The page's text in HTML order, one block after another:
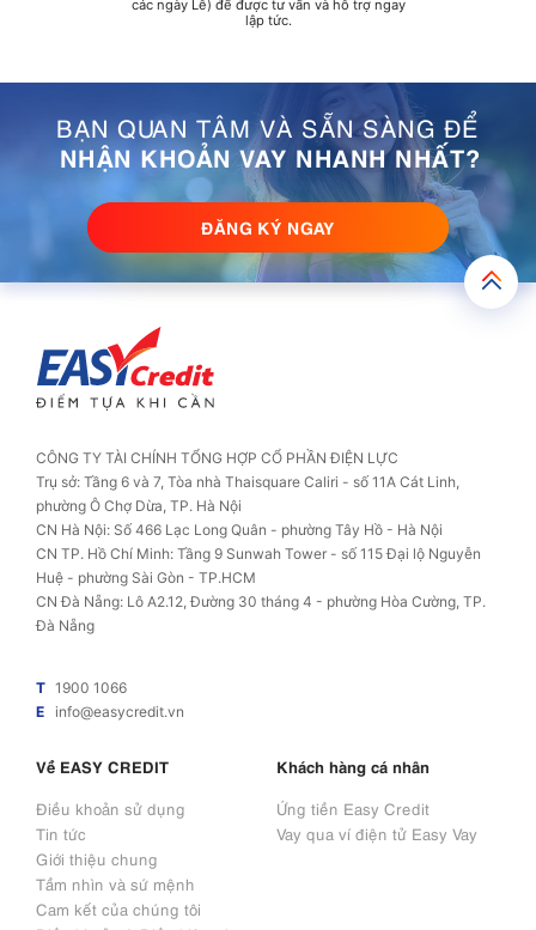
các ngày Lễ) để được tư vấn và hỗ trợ ngay
lập tức.
BẠN QUAN TÂM VÀ SẴN SÀNG ĐỂ
NHẬN KHOẢN VAY NHANH NHẤT?
ĐĂNG KÝ NGAY
CÔNG TY TÀI CHÍNH TỔNG HỢP CỔ PHẦN ĐIỆN LỰC
Trụ sở: Tầng 6 và 7, Tòa nhà Thaisquare Caliri - số 11A Cát Linh,
phường Ô Chợ Dừa, TP. Hà Nội
CN Hà Nội: Số 466 Lạc Long Quân - phường Tây Hồ - Hà Nội
CN TP. Hồ Chí Minh: Tầng 9 Sunwah Tower - số 115 Đại lộ Nguyễn
Huệ - phường Sài Gòn - TP.HCM
CN Đà Nẵng: Lô A2.12, Đường 30 tháng 4 - phường Hòa Cường, TP.
Đà Nẵng
T 1900 1066
E info@easycredit.vn
Về EASY CREDIT
Điều khoản sử dụng
Tin tức
Giới thiệu chung
Tầm nhìn và sứ mệnh
Cam kết của chúng tôi
Khách hàng cá nhân
Ứng tiền Easy Credit
Vay qua ví điện tử Easy Vay